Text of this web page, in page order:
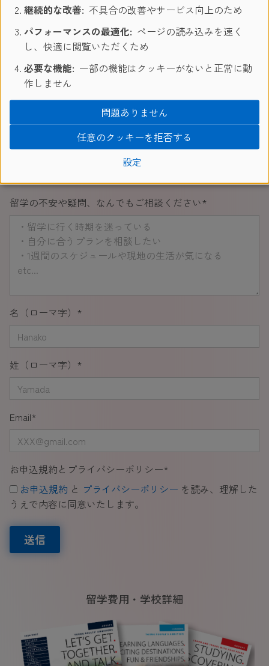
プラヤ・デル・カルメンへの行き方と移動手段は？
若いグループへの監督サービスはあるのか？
お気軽にお問い合わせください
留学の不安や疑問、なんでもご相談ください*
名（ローマ字） *
姓（ローマ字） *
Email*
お申込規約とプライバシーポリシー*
お申込規約 と プライバシーポリシー を読み、理解した
うえで内容に同意いたします。
送信
留学費用・学校詳細
継続的な改善: 不具合の改善やサービス向上のため
パフォーマンスの最適化: ページの読み込みを速く
し、快適に閲覧いただくため
必要な機能: 一部の機能はクッキーがないと正常に動
作しません
設定
任意のクッキーを拒否する
問題ありません